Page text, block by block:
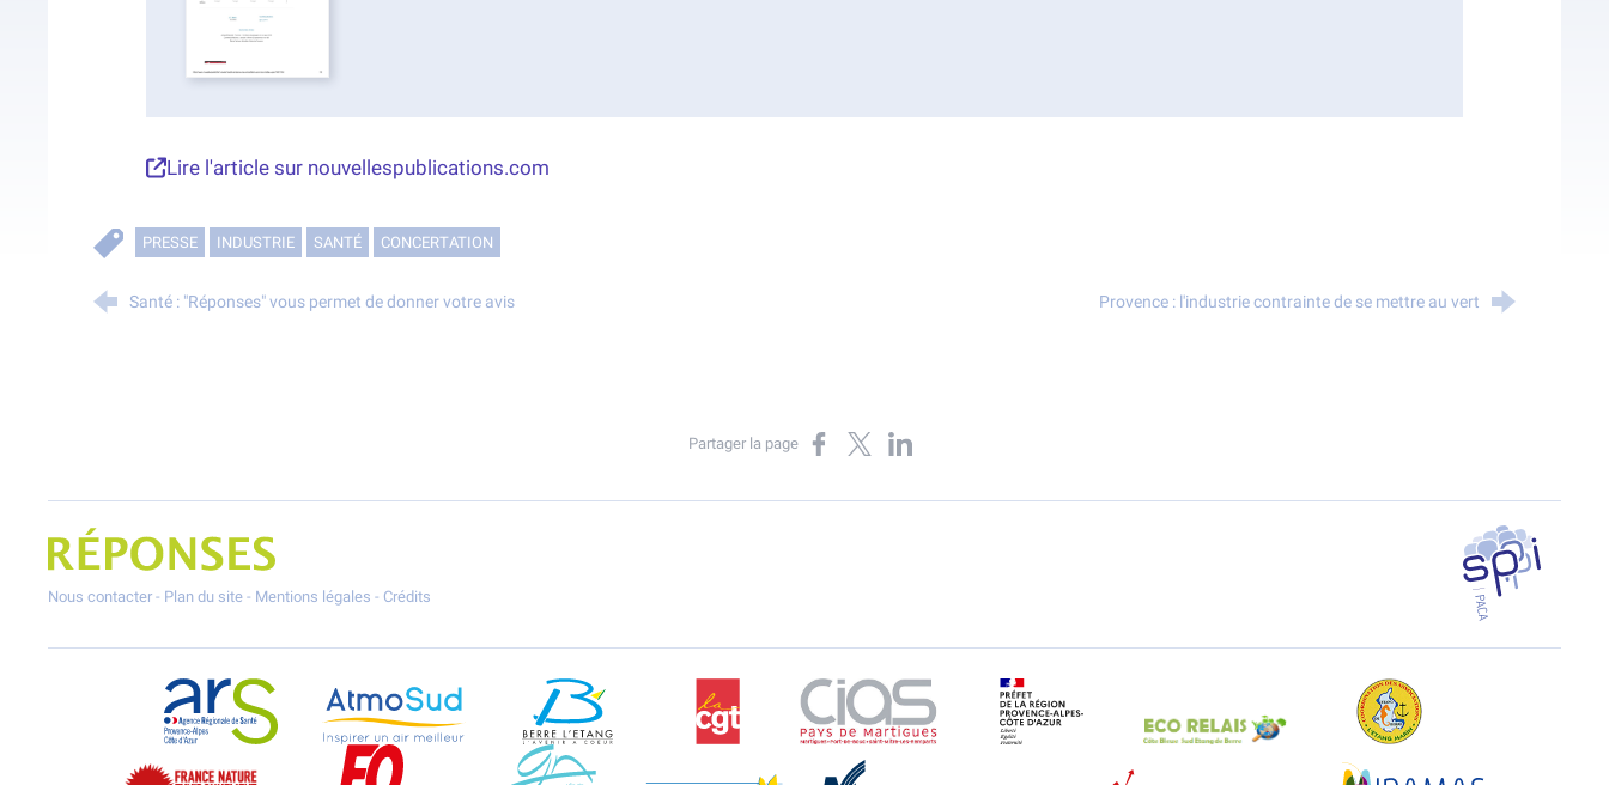
Lire l'article sur nouvellespublications.com
PRESSE INDUSTRIE SANTÉ CONCERTATION
Santé : "Réponses" vous permet de donner votre avis Provence : l'industrie contrainte de se mettre au vert
Partager la page Partager sur Facebook
Partager sur XPartager sur LinkedIn
Projet Réponses - Réduire les POllutioNs en Santé Environnement
Nous contacter - Plan du site - Mentions légales - Crédits
SPPPI PACA
ARS Paca AtmoSud Berre l'Etang CIAS Eco-Relais Côte BleueEtang marin
France Nature Environnement PACA
Force Ouvrière Gignac-la-Nerthe Métropole Aix-Marseille-Provence